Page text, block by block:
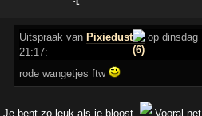
Uitspraak van Pixiedust
op dinsdag
21:17:
rode wangetjes ftw
Je bent zo leuk als je bloost. Vooral net